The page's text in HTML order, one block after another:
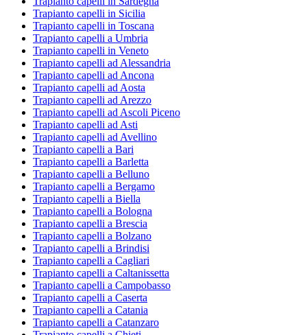
Trapianto capelli in Sicilia
Trapianto capelli in Toscana
Trapianto capelli a Umbria
Trapianto capelli in Veneto
Trapianto capelli ad Alessandria
Trapianto capelli ad Ancona
Trapianto capelli ad Aosta
Trapianto capelli ad Arezzo
Trapianto capelli ad Ascoli Piceno
Trapianto capelli ad Asti
Trapianto capelli ad Avellino
Trapianto capelli a Bari
Trapianto capelli a Barletta
Trapianto capelli a Belluno
Trapianto capelli a Bergamo
Trapianto capelli a Biella
Trapianto capelli a Bologna
Trapianto capelli a Brescia
Trapianto capelli a Bolzano
Trapianto capelli a Brindisi
Trapianto capelli a Cagliari
Trapianto capelli a Caltanissetta
Trapianto capelli a Campobasso
Trapianto capelli a Caserta
Trapianto capelli a Catania
Trapianto capelli a Catanzaro